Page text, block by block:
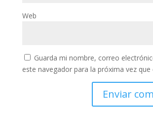
Web
Guarda mi nombre, correo
este navegador para la próxima vez que